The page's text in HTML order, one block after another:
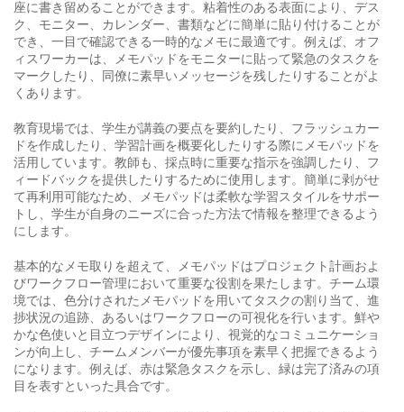
座に書き留めることができます。粘着性のある表面により、デス
ク、モニター、カレンダー、書類などに簡単に貼り付けることが
でき、一目で確認できる一時的なメモに最適です。例えば、オフ
ィスワーカーは、メモパッドをモニターに貼って緊急のタスクを
マークしたり、同僚に素早いメッセージを残したりすることがよ
くあります。
教育現場では、学生が講義の要点を要約したり、フラッシュカー
ドを作成したり、学習計画を概要化したりする際にメモパッドを
活用しています。教師も、採点時に重要な指示を強調したり、フ
ィードバックを提供したりするために使用します。簡単に剥がせ
て再利用可能なため、メモパッドは柔軟な学習スタイルをサポー
トし、学生が自身のニーズに合った方法で情報を整理できるよう
にします。
基本的なメモ取りを超えて、メモパッドはプロジェクト計画およ
びワークフロー管理において重要な役割を果たします。チーム環
境では、色分けされたメモパッドを用いてタスクの割り当て、進
捗状況の追跡、あるいはワークフローの可視化を行います。鮮や
かな色使いと目立つデザインにより、視覚的なコミュニケーショ
ンが向上し、チームメンバーが優先事項を素早く把握できるよう
になります。例えば、赤は緊急タスクを示し、緑は完了済みの項
目を表すといった具合です。